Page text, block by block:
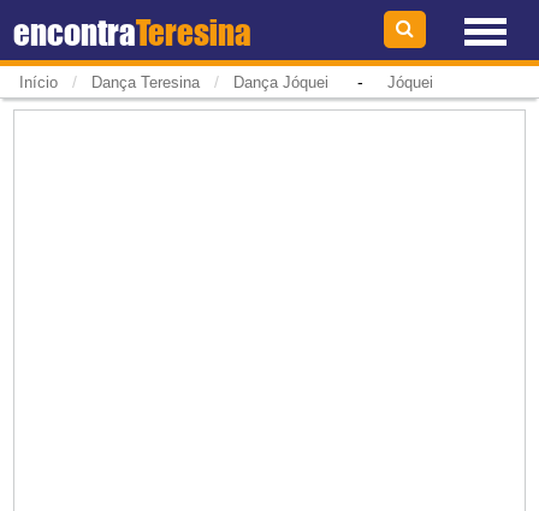
encontraTeresina
Início / Dança Teresina / Dança Jóquei - Jóquei